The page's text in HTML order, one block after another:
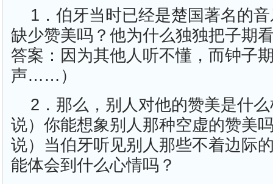
1．伯牙当时已经是楚国著名的
缺少赞美吗？他为什么独独把子期
答案：因为其他人听不懂，而钟子
声……）
2．那么，别人对他的赞美是什
说）你能想象别人那种空虚的赞美
说）当伯牙听见别人那些不着边际
能体会到什么心情吗？